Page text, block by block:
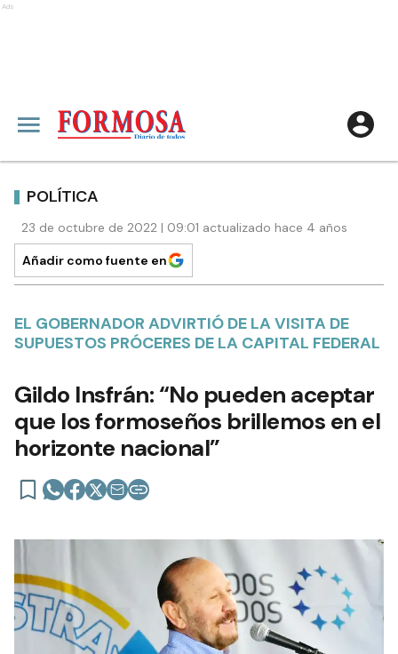
Ads
POLÍTICA
23 de octubre de 2022 | 09:01 actualizado hace 4 años
Añadir como fuente en
EL GOBERNADOR ADVIRTIÓ DE LA VISITA DE
SUPUESTOS PRÓCERES DE LA CAPITAL FEDERAL
Gildo Insfrán: “No pueden aceptar
que los formoseños brillemos en el
horizonte nacional”